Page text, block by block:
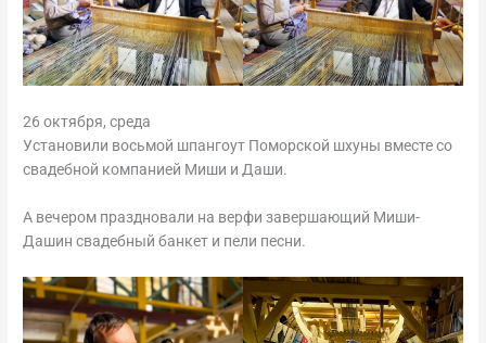
26 октября, среда
Установили восьмой шпангоут Поморской шхуны вместе со
свадебной компанией Миши и Даши.
А вечером праздновали на верфи завершающий Миши-
Дашин свадебный банкет и пели песни.